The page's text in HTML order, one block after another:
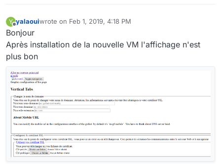
Y
Offline
yalaouiwrote on Feb 1, 2019, 4:18 PM
last edited by
Bonjour
Après installation de la nouvelle VM l'affichage n'est
plus bon